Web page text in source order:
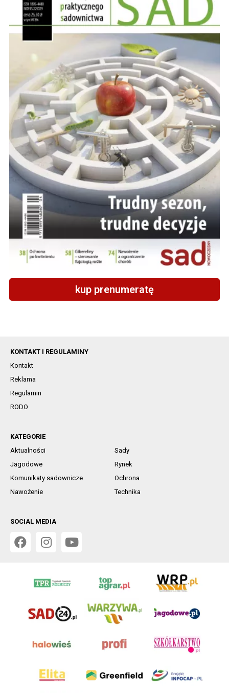
kup prenumeratę
KONTAKT I REGULAMINY
Kontakt
Reklama
Regulamin
RODO
KATEGORIE
Aktualności
Sady
Jagodowe
Rynek
Komunikaty sadownicze
Ochrona
Nawożenie
Technika
SOCIAL MEDIA